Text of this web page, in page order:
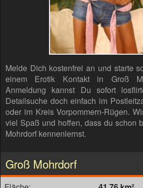
Melde Dich kostenfrei an und starte
einem Erotik Kontakt in Groß
Anmeldung kannst Du sofort
Detailsuche doch einfach im
oder im Kreis Vorpommern-Rügen.
viel Spaß und hoffen, dass du schon
Mohrdorf kennenlernst.
Groß Mohrdorf